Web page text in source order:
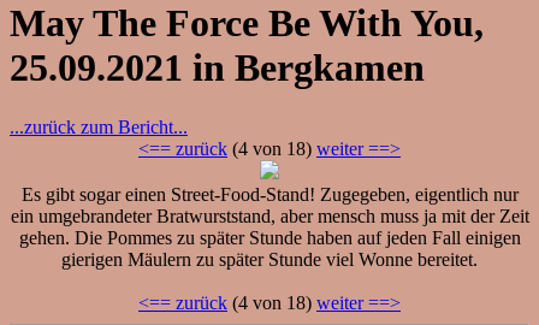
May The Force Be With You,
25.09.2021 in Bergkamen
...zurück zum Bericht...
<== zurück (4 von 18) weiter ==>
Es gibt sogar einen Street-Food-Stand! Zugegeben, eigentlich nur
ein umgebrandeter Bratwurststand, aber mensch muss ja mit der Zeit
gehen. Die Pommes zu später Stunde haben auf jeden Fall einigen
gierigen Mäulern zu später Stunde viel Wonne bereitet.
<== zurück (4 von 18) weiter ==>